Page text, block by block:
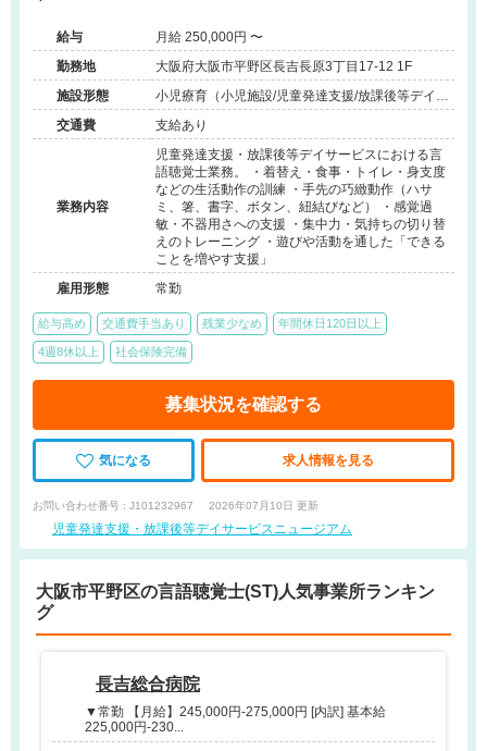
給与
月給 250,000円 〜
勤務地
大阪府大阪市平野区長吉長原3丁目17-12 1F
施設形態
小児療育（小児施設/児童発達支援/放課後等デイサ
ービス）
交通費 支給あり
業務内容
児童発達支援・放課後等デイサービスにおける言
語聴覚士業務。 ・着替え・食事・トイレ・身支度
などの生活動作の訓練 ・手先の巧緻動作（ハサ
ミ、箸、書字、ボタン、紐結びなど） ・感覚過
敏・不器用さへの支援 ・集中力・気持ちの切り替
えのトレーニング ・遊びや活動を通した「できる
ことを増やす支援」
雇用形態
常勤
給与高め 交通費手当あり 残業少なめ 年間休日120日以上
4週8休以上 社会保険完備
募集状況を確認する
気になる 求人情報を見る
お問い合わせ番号 : J101232967 2026年07月10日 更新
児童発達支援・放課後等デイサービスニュージアム
大阪市平野区の言語聴覚士(ST)人気事業所ランキン
グ
長吉総合病院
▼常勤 【月給】245,000円-275,000円 [内訳] 基本給
225,000円-230...